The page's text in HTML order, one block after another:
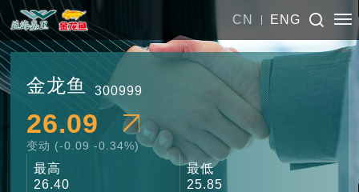
CN ENG
金龙鱼 300999
26.09
变动 (-0.09-0.34%)
最高
26.40
最低
25.85